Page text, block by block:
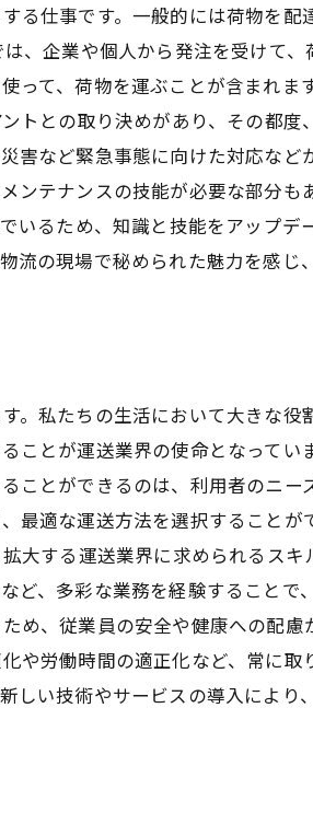
る仕事です。一般的には荷物を
、企業や個人から発注を受けて
って、荷物を運ぶことが含まれま
トとの取り決めがあり、その都
など緊急事態に向けた対応など
ンテナンスの技能が必要な部分も
るため、知識と技能をアップデ
の現場で秘められた魅力を感じ
。私たちの生活において大きな
とが運送業界の使命となってい
とができるのは、利用者のニー
最適な運送方法を選択すること
大する運送業界に求められるス
ど、多彩な業務を経験することで
め、従業員の安全や健康への配
や労働時間の適正化など、常に
しい技術やサービスの導入により